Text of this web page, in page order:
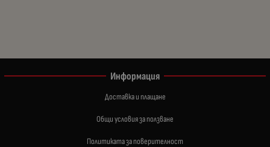
Информация
Доставка и плащане
Общи условия за ползване
Политиката за поверителност